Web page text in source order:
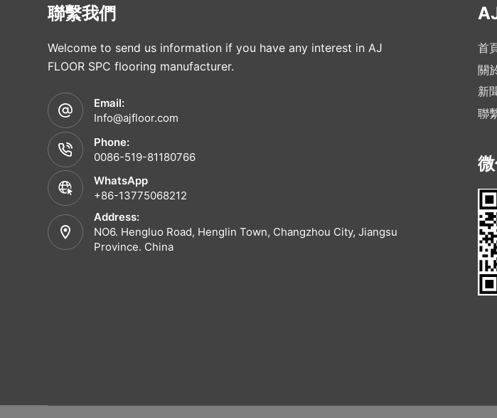
聯繫我們
Welcome to send us information if you have any interest in AJ
FLOOR SPC flooring manufacturer.
Email:
Info@ajfloor.com
Phone:
0086-519-81180766
WhatsApp
+86-13775068212
Address:
NO6. Hengluo Road, Henglin Town, Changzhou City, Jiangsu
Province. China
首
關
新
聯